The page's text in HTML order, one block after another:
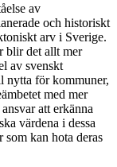
av
och historiskt
arv i Sverige.
blir det allt mer
av svenskt
nytta för kommuner,
med mer
att erkänna
värdena i dessa
kan hota deras